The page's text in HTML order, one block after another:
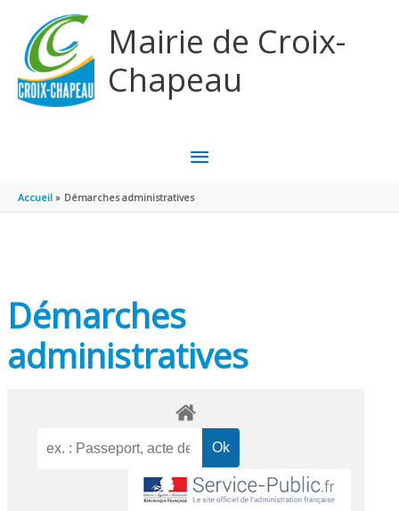
Mairie de Croix-
Chapeau
MENU
PRINCIPAL
Accueil Démarches administratives
Démarches
administratives